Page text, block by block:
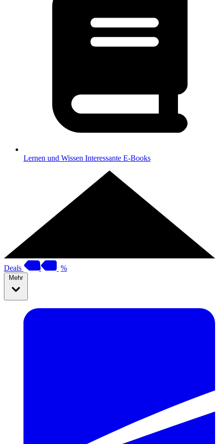
Lernen und Wissen Interessante E-Books
Deals %
Mehr